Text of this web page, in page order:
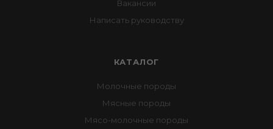
Вакансии
Написать руководству
КАТАЛОГ
Молочные породы
Мясные породы
Мясо-молочные породы